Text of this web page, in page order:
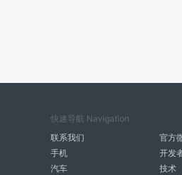
快速导航 Navigation
联系我们
官方
手机
开发
汽车
技术